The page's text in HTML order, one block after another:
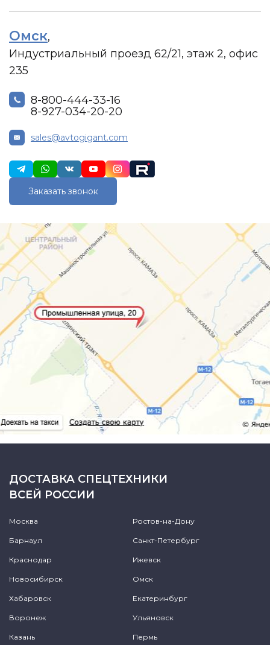
Омск,
Индустриальный проезд 62/21, этаж 2, офис
235
8-800-444-33-16
8-927-034-20-20
sales@avtogigant.com
Заказать звонок
ДОСТАВКА СПЕЦТЕХНИКИ
ВСЕЙ РОССИИ
Москва Ростов-на-Дону
Барнаул Санкт-Петербург
Краснодар Ижевск
Новосибирск Омск
Хабаровск Екатеринбург
Воронеж Ульяновск
Казань Пермь